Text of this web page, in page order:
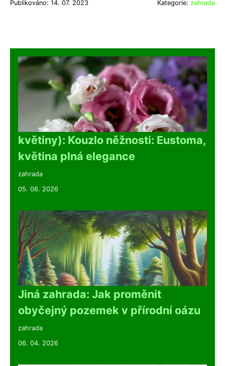
Publikováno: 14. 07. 2023 Kategorie: zahrada
květiny): Kouzlo něžnosti: Eustoma,
květina plná elegance
zahrada
05. 06. 2026
Jiná zahrada: Jak proměnit
obyčejný pozemek v přírodní oázu
zahrada
06. 04. 2026